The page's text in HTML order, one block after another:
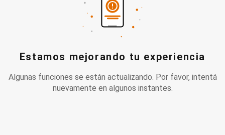
Estamos mejorando tu experiencia
Algunas funciones se están actualizando. Por favor, intentá
nuevamente en algunos instantes.